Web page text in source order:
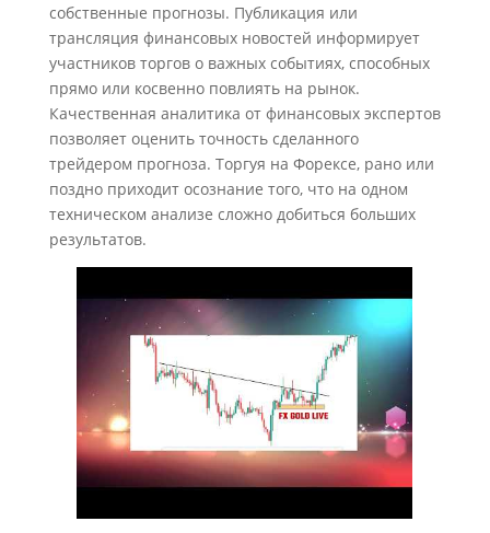
собственные прогнозы. Публикация или
трансляция финансовых новостей информирует
участников торгов о важных событиях, способных
прямо или косвенно повлиять на рынок.
Качественная аналитика от финансовых экспертов
позволяет оценить точность сделанного
трейдером прогноза. Торгуя на Форексе, рано или
поздно приходит осознание того, что на одном
техническом анализе сложно добиться больших
результатов.